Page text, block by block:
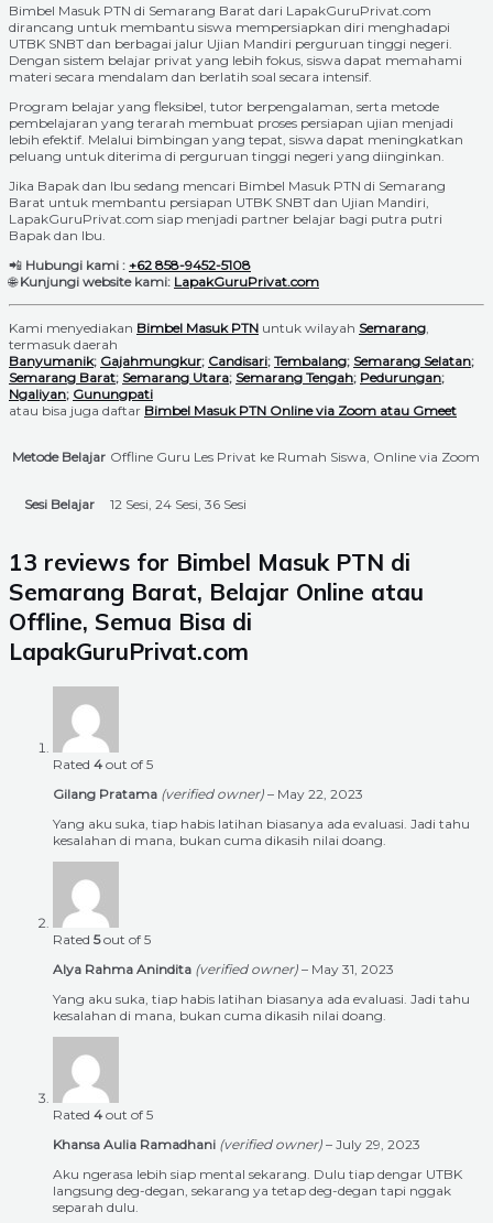
Bimbel Masuk PTN di Semarang Barat dari LapakGuruPrivat.com
dirancang untuk membantu siswa mempersiapkan diri menghadapi
UTBK SNBT dan berbagai jalur Ujian Mandiri perguruan tinggi negeri.
Dengan sistem belajar privat yang lebih fokus, siswa dapat memahami
materi secara mendalam dan berlatih soal secara intensif.
Program belajar yang fleksibel, tutor berpengalaman, serta metode
pembelajaran yang terarah membuat proses persiapan ujian menjadi
lebih efektif. Melalui bimbingan yang tepat, siswa dapat meningkatkan
peluang untuk diterima di perguruan tinggi negeri yang diinginkan.
Jika Bapak dan Ibu sedang mencari Bimbel Masuk PTN di Semarang
Barat untuk membantu persiapan UTBK SNBT dan Ujian Mandiri,
LapakGuruPrivat.com siap menjadi partner belajar bagi putra putri
Bapak dan Ibu.
📲 Hubungi kami : +62 858-9452-5108
🌐Kunjungi website kami: LapakGuruPrivat.com
Kami menyediakan Bimbel Masuk PTN untuk wilayah Semarang
termasuk daerah
Banyumanik; Gajahmungkur; Candisari; Tembalang; Semarang Selatan;
Semarang Barat; Semarang Utara; Semarang Tengah; Pedurungan;
Ngaliyan; Gunungpati
atau bisa juga daftar Bimbel Masuk PTN Online via Zoom atau Gmeet
Metode Belajar Offline Guru Les Privat ke Rumah Siswa, Online via Zoom
Sesi Belajar 12 Sesi, 24 Sesi, 36 Sesi
13 reviews for Bimbel Masuk PTN di
Semarang Barat, Belajar Online atau
Offline, Semua Bisa di
LapakGuruPrivat.com
Rated 4 out of 5
Gilang Pratama (verified owner) – May 22, 2023
Yang aku suka, tiap habis latihan biasanya ada evaluasi. Jadi tahu
kesalahan di mana, bukan cuma dikasih nilai doang.
Rated 5out of 5
Alya Rahma Anindita (verified owner) – May 31, 2023
Yang aku suka, tiap habis latihan biasanya ada evaluasi. Jadi tahu
kesalahan di mana, bukan cuma dikasih nilai doang.
Rated 4 out of 5
Khansa Aulia Ramadhani (verified owner) – July 29, 2023
Aku ngerasa lebih siap mental sekarang. Dulu tiap dengar UTBK
langsung deg-degan, sekarang ya tetap deg-degan tapi nggak
separah dulu.